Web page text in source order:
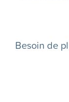
Besoin de